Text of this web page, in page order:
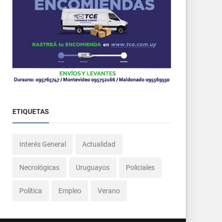
ETIQUETAS
Interés General Actualidad
Necrológicas Uruguayos Policiales
Política Empleo Verano